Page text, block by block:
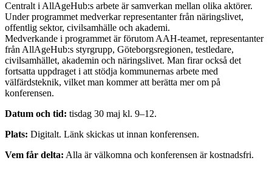
Centralt i AllAgeHub:s arbete är samverkan mellan olika aktörer.
Under programmet medverkar representanter från näringslivet,
offentlig sektor, civilsamhälle och akademi.
Medverkande i programmet är förutom AAH-teamet, representanter
från AllAgeHub:s styrgrupp, Göteborgsregionen, testledare,
civilsamhället, akademin och näringslivet. Man firar också det
fortsatta uppdraget i att stödja kommunernas arbete med
välfärdsteknik, vilket man kommer att berätta mer om på
konferensen.
Datum och tid: tisdag 30 maj kl. 9–12.
Plats: Digitalt. Länk skickas ut innan konferensen.
Vem får delta: Alla är välkomna och konferensen är kostnadsfri.